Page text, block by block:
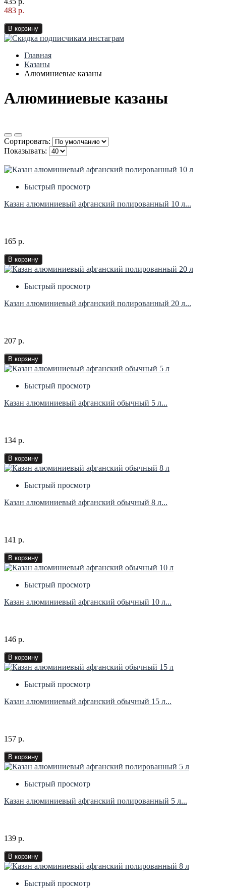
483 р.
В корзину
Главная
Казаны
Алюминиевые казаны
Алюминиевые казаны
Сортировать:
Показывать:
Быстрый просмотр
Казан алюминиевый афганский полированный 10 л...
165 р.
В корзину
Быстрый просмотр
Казан алюминиевый афганский полированный 20 л...
207 р.
В корзину
Быстрый просмотр
Казан алюминиевый афганский обычный 5 л...
134 р.
В корзину
Быстрый просмотр
Казан алюминиевый афганский обычный 8 л...
141 р.
В корзину
Быстрый просмотр
Казан алюминиевый афганский обычный 10 л...
146 р.
В корзину
Быстрый просмотр
Казан алюминиевый афганский обычный 15 л...
157 р.
В корзину
Быстрый просмотр
Казан алюминиевый афганский полированный 5 л...
139 р.
В корзину
Быстрый просмотр